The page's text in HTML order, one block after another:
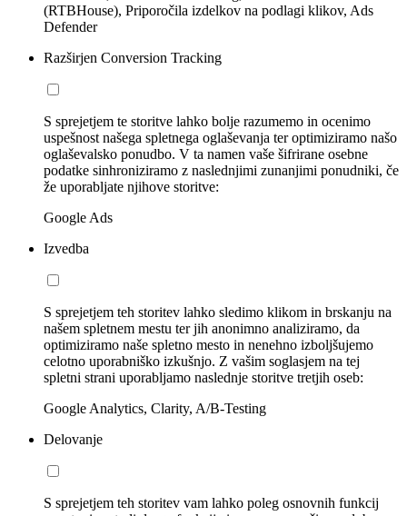
(RTBHouse), Priporočila izdelkov na podlagi klikov, Ads
Defender
Razširjen Conversion Tracking
S sprejetjem te storitve lahko bolje razumemo in ocenimo
uspešnost našega spletnega oglaševanja ter optimiziramo našo
oglaševalsko ponudbo. V ta namen vaše šifrirane osebne
podatke sinhroniziramo z naslednjimi zunanjimi ponudniki, če
že uporabljate njihove storitve:
Google Ads
Izvedba
S sprejetjem teh storitev lahko sledimo klikom in brskanju na
našem spletnem mestu ter jih anonimno analiziramo, da
optimiziramo naše spletno mesto in nenehno izboljšujemo
celotno uporabniško izkušnjo. Z vašim soglasjem na tej
spletni strani uporabljamo naslednje storitve tretjih oseb:
Google Analytics, Clarity, A/B-Testing
Delovanje
S sprejetjem teh storitev vam lahko poleg osnovnih funkcij